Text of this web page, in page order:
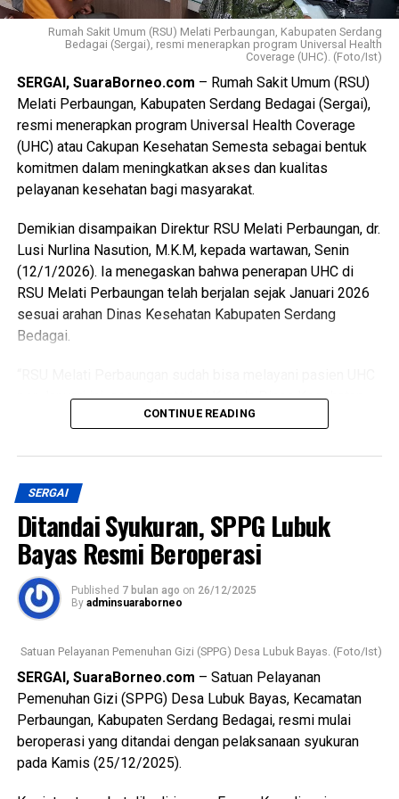
rumah yang juga digunakan sebagai tempat usaha yang
menyimpan bahan mudah terbakar. (YS)
Bagikan ke
WhatsApp 0 Facebook 0
Messenger 0 Twitter/X
Ia menambahkan, keberadaan dokter spesialis yang
kompeten, termasuk Dr. William Saputra Wijaya, Sp.U,
merupakan bagian dari upaya rumah sakit dalam
menghadirkan pelayanan kesehatan yang profesional dan
sesuai standar medis.
“Masukan dan apresiasi dari masyarakat akan terus kami
jadikan bahan evaluasi agar layanan kesehatan di RSU
Melati Perbaungan semakin optimal,” tambahnya.
RSU Melati Perbaungan menegaskan komitmennya untuk
terus berkembang sebagai rumah sakit rujukan yang
mengedepankan pelayanan menyeluruh, profesional, dan
berorientasi pada kepuasan serta keselamatan pasien di
Kabupaten Serdang Bedagai dan sekitarnya. (Ynr)
Views:
Facebook
Rumah Sakit Umum (RSU) Melati Perbaungan, Kabupaten Serdang
Bedagai (Sergai), resmi menerapkan program Universal Health
Coverage (UHC). (Foto/Ist)
SERGAI, SuaraBorneo.com – Rumah Sakit Umum (RSU)
Melati Perbaungan, Kabupaten Serdang Bedagai (Sergai),
resmi menerapkan program Universal Health Coverage
(UHC) atau Cakupan Kesehatan Semesta sebagai bentuk
komitmen dalam meningkatkan akses dan kualitas
pelayanan kesehatan bagi masyarakat.
Demikian disampaikan Direktur RSU Melati Perbaungan, dr.
Lusi Nurlina Nasution, M.K.M, kepada wartawan, Senin
(12/1/2026). Ia menegaskan bahwa penerapan UHC di
RSU Melati Perbaungan telah berjalan sejak Januari 2026
sesuai arahan Dinas Kesehatan Kabupaten Serdang
Bedagai.
per Januari ini, sesuai instruksi Kepala Dinas Kesehatan
Sergai, dr. Yohnly Boelian Dachban, M.HKes, dalam rangka
kata dr. Lusi.
Menurutnya, sejak penerapan tersebut, RSU Melati
Perbaungan telah melayani sejumlah pasien melalui skema
UHC.
“Pada bulan ini, kami sudah melayani tiga pasien UHC,”
imbuhnya.
Lanjut dr. Lusi menyampaikan bahwa kebijakan UHC sejalan
agar seluruh rumah sakit yang bekerja sama dengan BPJS
Kesehatan dapat memberikan pelayanan kesehatan secara
maksimal dan tanpa diskriminasi kepada seluruh lapisan
masyarakat.
CONTINUE READING
SERGAI
Ditandai Syukuran, SPPG Lubuk
Bayas Resmi Beroperasi
Published 7 bulan ago on 26/12/2025
By adminsuaraborneo
Satuan Pelayanan Pemenuhan Gizi (SPPG) Desa Lubuk Bayas. (Foto/Ist)
SERGAI, SuaraBorneo.com – Satuan Pelayanan
Pemenuhan Gizi (SPPG) Desa Lubuk Bayas, Kecamatan
Perbaungan, Kabupaten Serdang Bedagai, resmi mulai
beroperasi yang ditandai dengan pelaksanaan syukuran
pada Kamis (25/12/2025).